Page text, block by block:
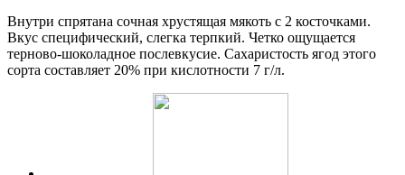
Внутри спрятана сочная хрустящая мякоть с 2 косточками.
Вкус специфический, слегка терпкий. Четко ощущается
терново-шоколадное послевкусие. Сахаристость ягод этого
сорта составляет 20% при кислотности 7 г/л.